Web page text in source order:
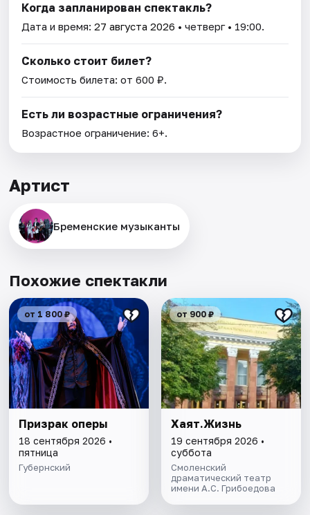
Когда запланирован спектакль?
Дата и время:27 августа 2026 • четверг • 19:00.
Сколько стоит билет?
Стоимость билета: от 600 ₽.
Есть ли возрастные ограничения?
Возрастное ограничение: 6+.
Артист
Бременские музыканты
Похожие спектакли
от 1 800 ₽
Призрак оперы
18 сентября 2026 •
пятница
Губернский
от 900 ₽
Хаят.Жизнь
19 сентября 2026 •
суббота
Смоленский
драматический театр
имени А.С. Грибоедова